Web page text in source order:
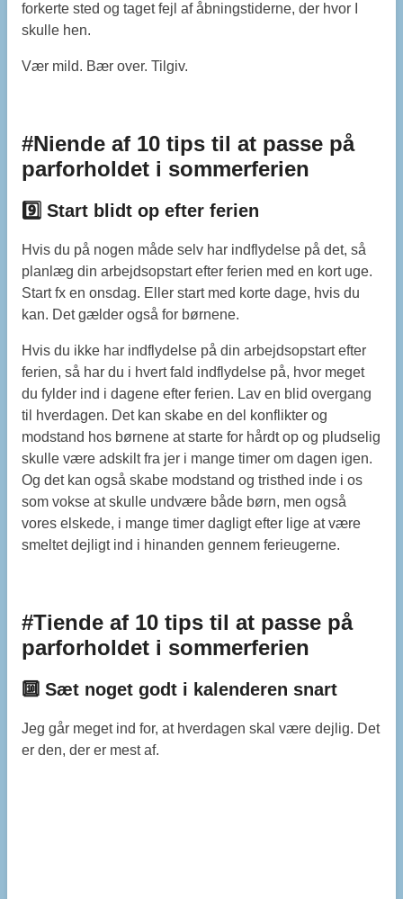
forkerte sted og taget fejl af åbningstiderne, der hvor I
skulle hen.
Vær mild. Bær over. Tilgiv.
#Niende af 10 tips til at passe på
parforholdet i sommerferien
9️⃣ Start blidt op efter ferien
Hvis du på nogen måde selv har indflydelse på det, så
planlæg din arbejdsopstart efter ferien med en kort uge.
Start fx en onsdag. Eller start med korte dage, hvis du
kan. Det gælder også for børnene.
Hvis du ikke har indflydelse på din arbejdsopstart efter
ferien, så har du i hvert fald indflydelse på, hvor meget
du fylder ind i dagene efter ferien. Lav en blid overgang
til hverdagen. Det kan skabe en del konflikter og
modstand hos børnene at starte for hårdt op og pludselig
skulle være adskilt fra jer i mange timer om dagen igen.
Og det kan også skabe modstand og tristhed inde i os
som vokse at skulle undvære både børn, men også
vores elskede, i mange timer dagligt efter lige at være
smeltet dejligt ind i hinanden gennem ferieugerne.
#Tiende af 10 tips til at passe på
parforholdet i sommerferien
🔟 Sæt noget godt i kalenderen snart
Jeg går meget ind for, at hverdagen skal være dejlig. Det
er den, der er mest af.